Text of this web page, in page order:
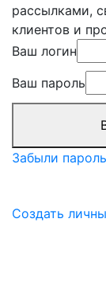
рассылками,
клиентов и
Ваш логин
Ваш пароль
Забыли
Создать